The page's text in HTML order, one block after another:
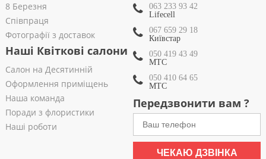
8 Березня
Співпраця
Фотографії з доставок
Наші Квіткові салони
Салон на Десятинній
Оформлення приміщень
Наша команда
Поради з флористики
Наші роботи
063 233 93 42
Lifecell
067 659 29 18
Київстар
050 419 43 49
МТС
050 410 64 65
МТС
Передзвонити вам ?
ЧЕКАЮ ДЗВІНКА